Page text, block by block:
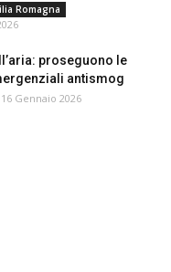
Romagna
proseguono le
antismog
16 Gennaio 2026